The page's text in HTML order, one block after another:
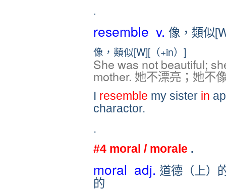
.
resemble v. 像，類似
像，類似[W][（+in）]
She was not beautiful;
mother. 她不漂亮；她不
I resemble my sister in
charactor.
.
#4 moral / morale .
moral adj. 道德（上）
的